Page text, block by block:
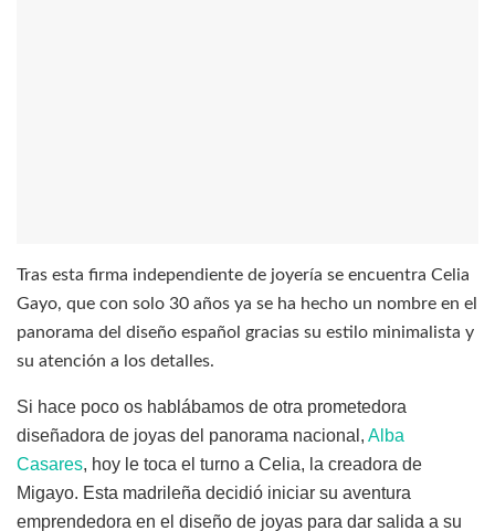
Tras esta firma independiente de joyería se encuentra Celia
Gayo, que con solo 30 años ya se ha hecho un nombre en el
panorama del diseño español gracias su estilo minimalista y
su atención a los detalles.
Si hace poco os hablábamos de otra prometedora
diseñadora de joyas del panorama nacional, Alba
Casares, hoy le toca el turno a Celia, la creadora de
Migayo. Esta madrileña decidió iniciar su aventura
emprendedora en el diseño de joyas para dar salida a su